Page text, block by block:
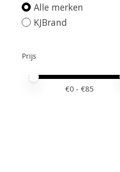
Alle merken
KJBrand
Prijs
Minimale prijswaarde
Price maximum value
€0 - €85